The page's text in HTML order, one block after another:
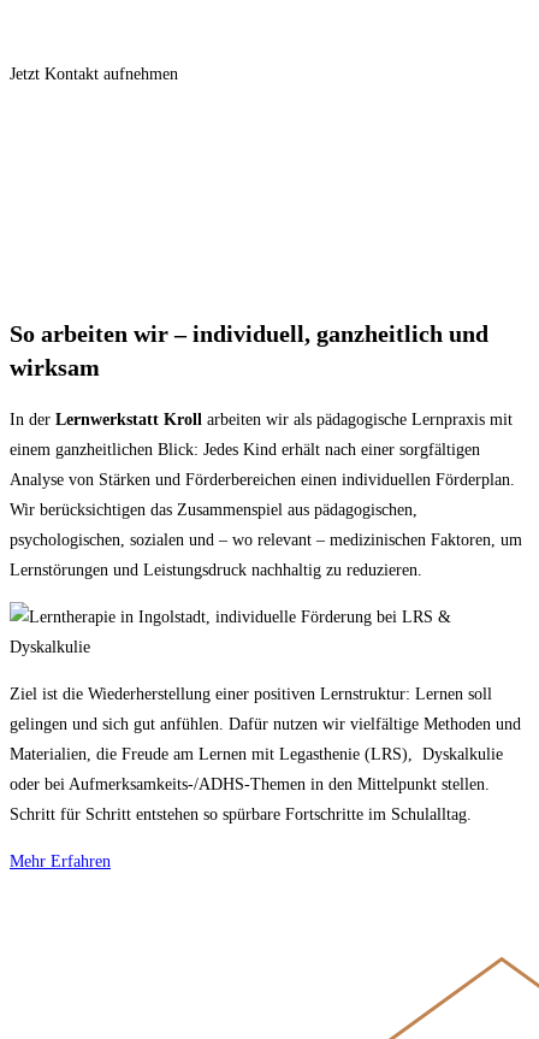
Jetzt Kontakt aufnehmen
So arbeiten wir – individuell, ganzheitlich und
wirksam
In der Lernwerkstatt Kroll arbeiten wir als pädagogische Lernpraxis mit
einem ganzheitlichen Blick: Jedes Kind erhält nach einer sorgfältigen
Analyse von Stärken und Förderbereichen einen individuellen Förderplan.
Wir berücksichtigen das Zusammenspiel aus pädagogischen,
psychologischen, sozialen und – wo relevant – medizinischen Faktoren, um
Lernstörungen und Leistungsdruck nachhaltig zu reduzieren.
Ziel ist die Wiederherstellung einer positiven Lernstruktur: Lernen soll
gelingen und sich gut anfühlen. Dafür nutzen wir vielfältige Methoden und
Materialien, die Freude am Lernen mit Legasthenie (LRS), Dyskalkulie
oder bei Aufmerksamkeits-/ADHS-Themen in den Mittelpunkt stellen.
Schritt für Schritt entstehen so spürbare Fortschritte im Schulalltag.
Mehr Erfahren